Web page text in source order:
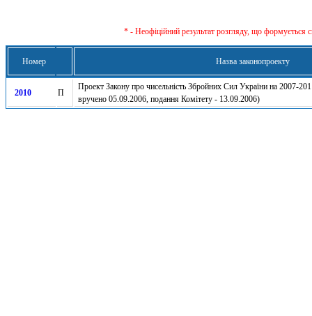
* - Неофіційний результат розгляду, що формується
Номер Назва законопроекту
2010 П
Проект Закону про чисельність Збройних Сил України на 2007-
вручено 05.09.2006, подання Комітету - 13.09.2006)